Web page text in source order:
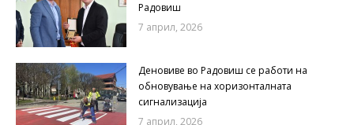
Радовиш
7 април, 2026
Деновиве во Радовиш се работи на
обновување на хоризонталната
сигнализација
7 април, 2026